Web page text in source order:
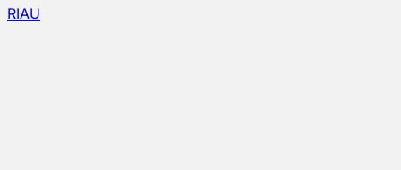
RIAU